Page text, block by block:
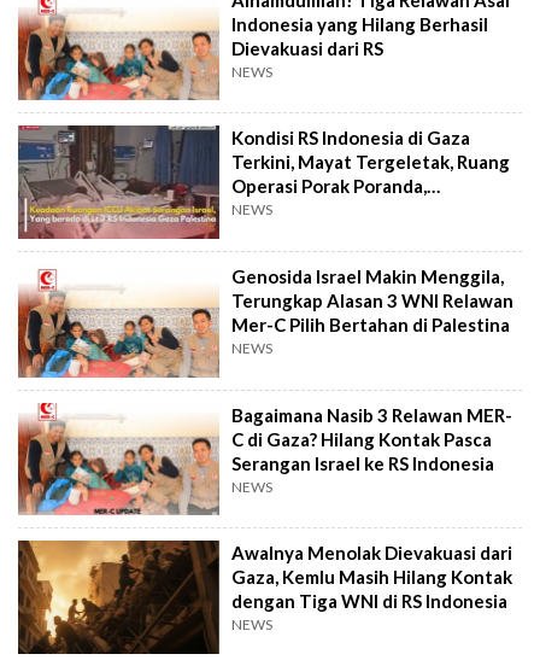
Indonesia yang Hilang Berhasil
Dievakuasi dari RS
NEWS
Kondisi RS Indonesia di Gaza
Terkini, Mayat Tergeletak, Ruang
Operasi Porak Poranda,
Bagaimana Kabar Relawan MER-C?
NEWS
Genosida Israel Makin Menggila,
Terungkap Alasan 3 WNI Relawan
Mer-C Pilih Bertahan di Palestina
NEWS
Bagaimana Nasib 3 Relawan MER-
C di Gaza? Hilang Kontak Pasca
Serangan Israel ke RS Indonesia
NEWS
Awalnya Menolak Dievakuasi dari
Gaza, Kemlu Masih Hilang Kontak
dengan Tiga WNI di RS Indonesia
NEWS